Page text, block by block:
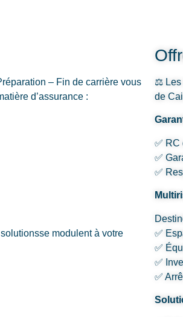
– Fin de carrière vous
d’assurance :
modulent à votre
⚖️ Les
de
✅ RC
✅
✅
✅
✅
✅
✅